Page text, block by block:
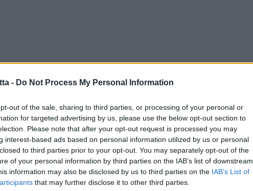
- Do Not Process My Personal Information
out of the sale, sharing to third parties, or processing of your personal or
for targeted advertising by us, please use the below opt-out section to
Please note that after your opt-out request is processed you may
interest-based ads based on personal information utilized by us or personal
to third parties prior to your opt-out. You may separately opt-out of the
of your personal information by third parties on the IAB’s list of downstream
information may also be disclosed by us to third parties on the IAB’s List of
that may further disclose it to other third parties.